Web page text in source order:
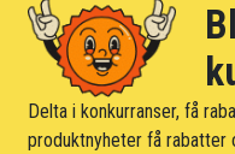
Delta i konkurranser, få
produktnyheter få rabatter